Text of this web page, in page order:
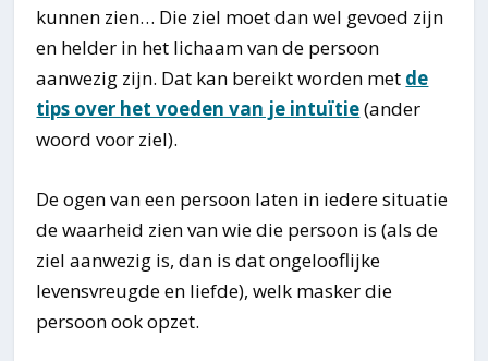
kunnen zien… Die ziel moet dan wel gevoed zijn
en helder in het lichaam van de persoon
aanwezig zijn. Dat kan bereikt worden met de
tips over het voeden van je intuïtie(ander
woord voor ziel).
De ogen van een persoon laten in iedere situatie
de waarheid zien van wie die persoon is (als de
ziel aanwezig is, dan is dat ongelooflijke
levensvreugde en liefde), welk masker die
persoon ook opzet.